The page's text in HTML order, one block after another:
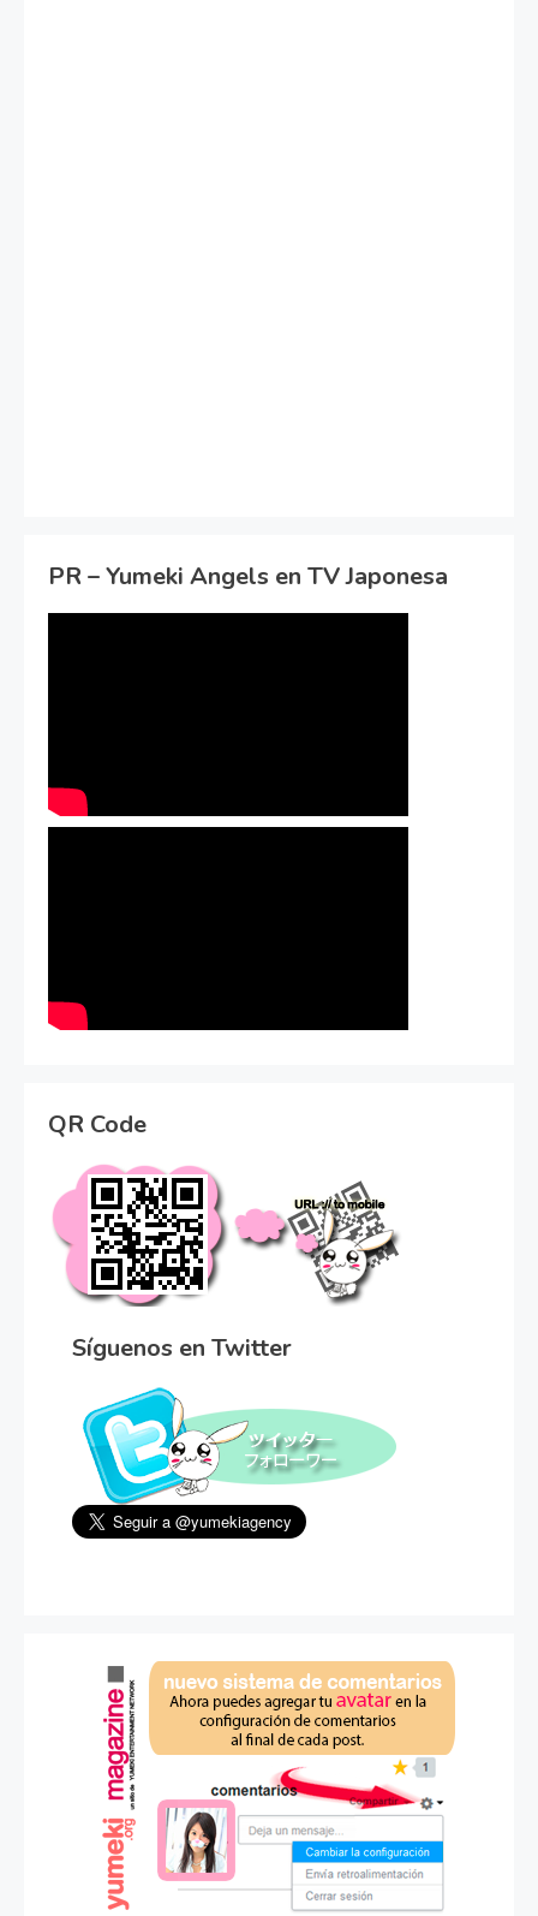
PR – Yumeki Angels en TV Japonesa
QR Code
Síguenos en Twitter